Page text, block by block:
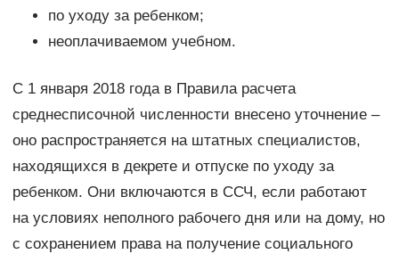
по уходу за ребенком;
неоплачиваемом учебном.
С 1 января 2018 года в Правила расчета
среднесписочной численности внесено уточнение –
оно распространяется на штатных специалистов,
находящихся в декрете и отпуске по уходу за
ребенком. Они включаются в ССЧ, если работают
на условиях неполного рабочего дня или на дому, но
с сохранением права на получение социального